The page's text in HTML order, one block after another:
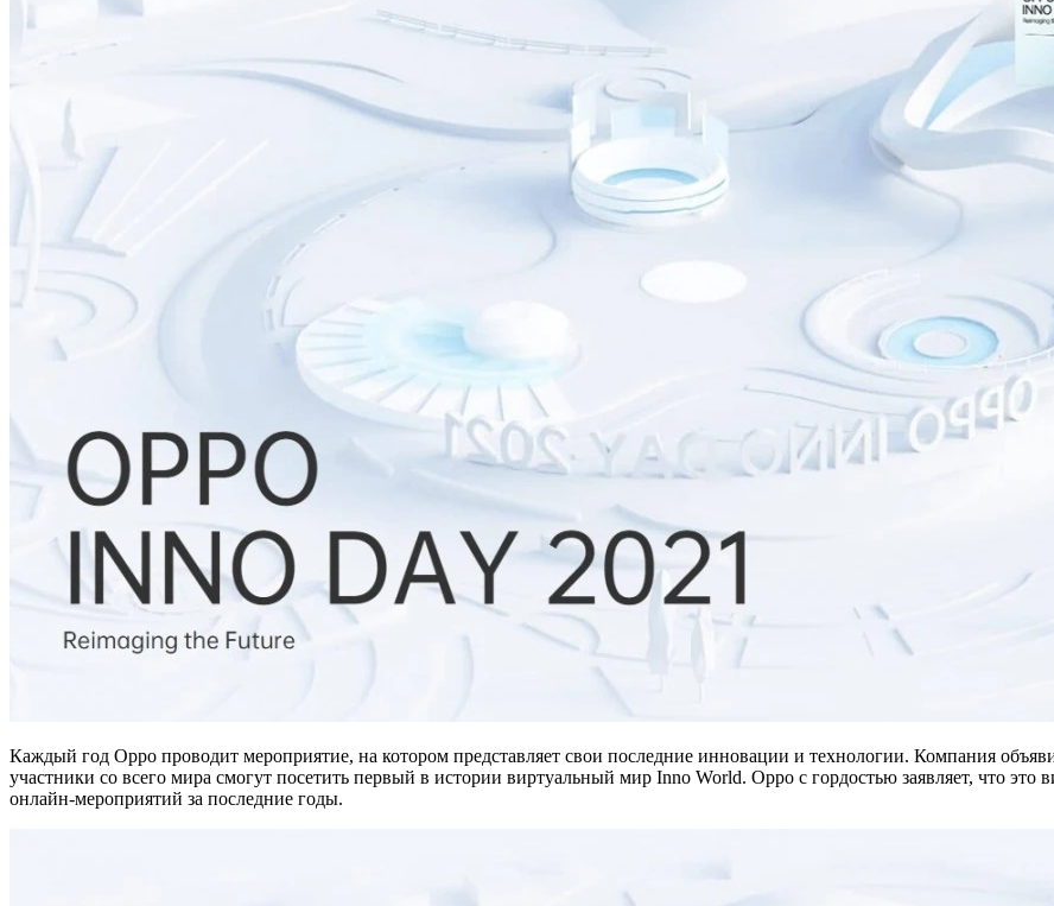
Каждый год Oppo проводит мероприятие, на котором представляет свои последние инновации и технологии. Компания
участники со всего мира смогут посетить первый в истории виртуальный мир Inno World. Oppo с гордостью заявляет, что
онлайн-мероприятий за последние годы.